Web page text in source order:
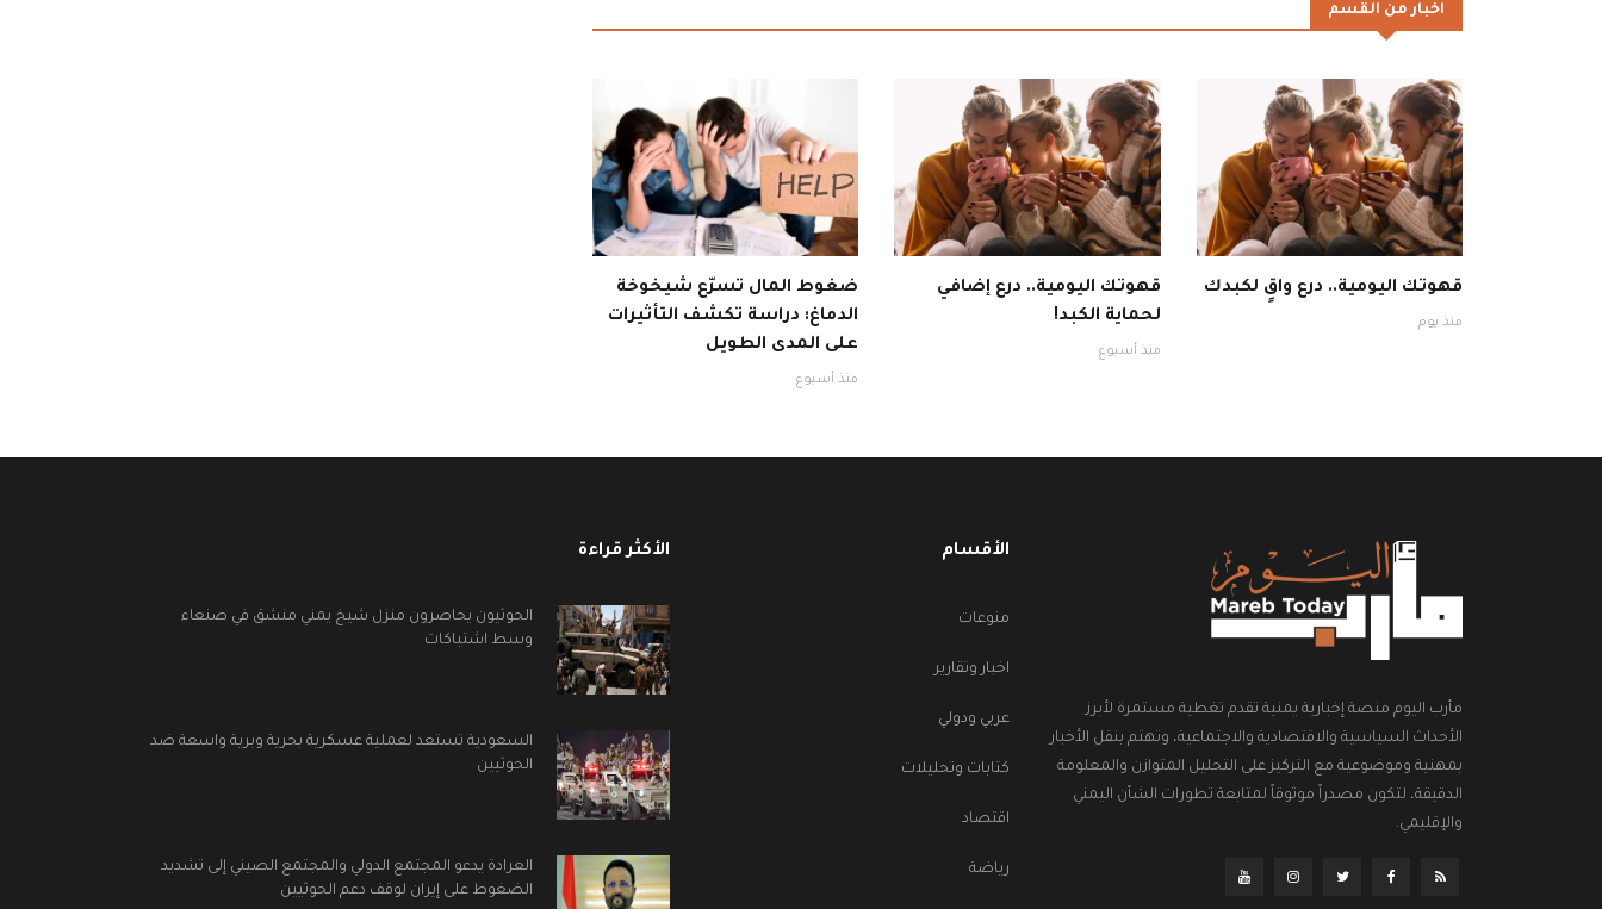
اخبار من القسم
قهوتك اليومية.. درع واقٍ لكبدك
منذ يوم
قهوتك اليومية.. درع إضافي
لحماية الكبد!
منذ أسبوع
ضغوط المال تسرّع شيخوخة
الدماغ: دراسة تكشف التأثيرات
على المدى الطويل
منذ أسبوع
مأرب اليوم منصة إخبارية يمنية تقدم تغطية مستمرة لأبرز
الأحداث السياسية والاقتصادية والاجتماعية، وتهتم بنقل الأخبار
بمهنية وموضوعية مع التركيز على التحليل المتوازن والمعلومة
الدقيقة، لتكون مصدراً موثوقاً لمتابعة تطورات الشأن اليمني
والإقليمي.
الأقسام
منوعات
اخبار وتقارير
عربي ودولي
كتابات وتحليلات
اقتصاد
رياضة
الأكثر قراءة
الحوثيون يحاصرون منزل شيخ يمني منشق في صنعاء
وسط اشتباكات
السعودية تستعد لعملية عسكرية بحرية وبرية واسعة ضد
الحوثيين
العرادة يدعو المجتمع الدولي والمجتمع الصيني إلى تشديد
الضغوط على إيران لوقف دعم الحوثيين